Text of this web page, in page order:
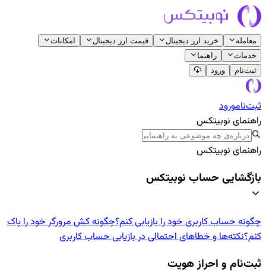
معامله خرید ارز دیجیتال قیمت ارز دیجیتال
امکانات
خدمات
راهنما
ثبت‌نام
ورود
ثبت‌نامورود
راهنمای نوبیتکس
راهنمای نوبیتکس
بازگشایی حساب نوبیتکس
چگونه حساب کاربری خود را بازیابی کنم؟چگونه کش مرورگر خود را پاک
کنم؟نکته‌ها و خطاهای احتمالی در بازیابی حساب کاربری
ثبت‌نام و احراز هویت